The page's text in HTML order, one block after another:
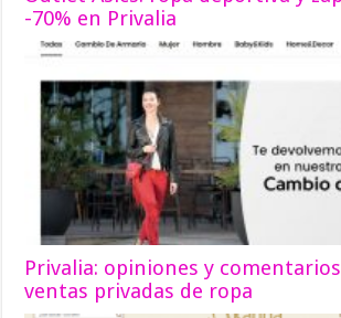
-70% en Privalia
Privalia: opiniones y
ventas privadas de ropa